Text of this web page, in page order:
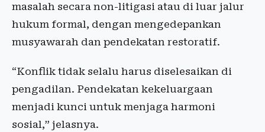
masalah secara non-litigasi atau di luar jalur
hukum formal, dengan mengedepankan
musyawarah dan pendekatan restoratif.
“Konflik tidak selalu harus diselesaikan di
pengadilan. Pendekatan kekeluargaan
menjadi kunci untuk menjaga harmoni
sosial,” jelasnya.